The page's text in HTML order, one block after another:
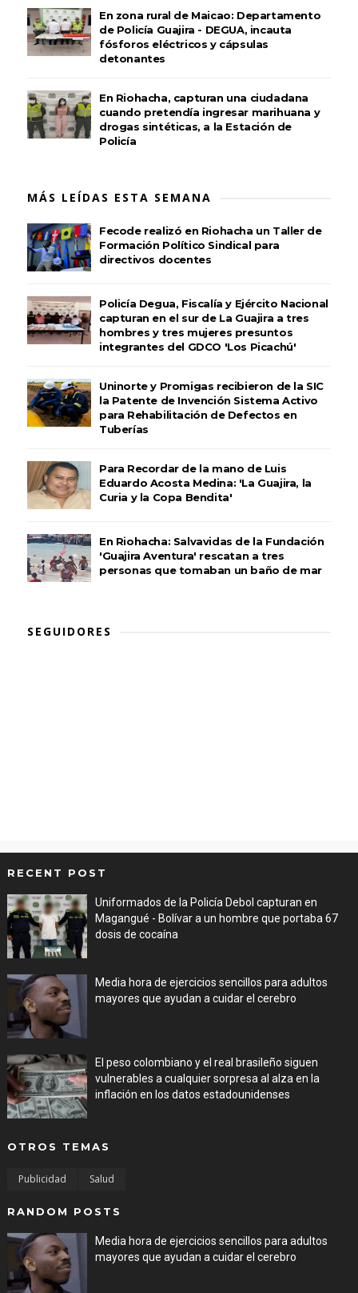
En zona rural de Maicao: Departamento
de Policía Guajira - DEGUA, incauta
fósforos eléctricos y cápsulas
detonantes
En Riohacha, capturan una ciudadana
cuando pretendía ingresar marihuana y
drogas sintéticas, a la Estación de
Policía
MÁS LEÍDAS ESTA SEMANA
Fecode realizó en Riohacha un Taller de
Formación Político Sindical para
directivos docentes
Policía Degua, Fiscalía y Ejército Nacional
capturan en el sur de La Guajira a tres
hombres y tres mujeres presuntos
integrantes del GDCO 'Los Picachú'
Uninorte y Promigas recibieron de la SIC
la Patente de Invención Sistema Activo
para Rehabilitación de Defectos en
Tuberías
Para Recordar de la mano de Luis
Eduardo Acosta Medina: 'La Guajira, la
Curia y la Copa Bendita'
En Riohacha: Salvavidas de la Fundación
'Guajira Aventura' rescatan a tres
personas que tomaban un baño de mar
SEGUIDORES
RECENT POST
Uniformados de la Policía Debol capturan en
Magangué - Bolívar a un hombre que portaba 67
dosis de cocaína
Media hora de ejercicios sencillos para adultos
mayores que ayudan a cuidar el cerebro
El peso colombiano y el real brasileño siguen
vulnerables a cualquier sorpresa al alza en la
inflación en los datos estadounidenses
OTROS TEMAS
Publicidad Salud
RANDOM POSTS
Media hora de ejercicios sencillos para adultos
mayores que ayudan a cuidar el cerebro